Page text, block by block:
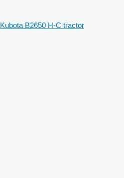
Kubota B2650 H-C tractor